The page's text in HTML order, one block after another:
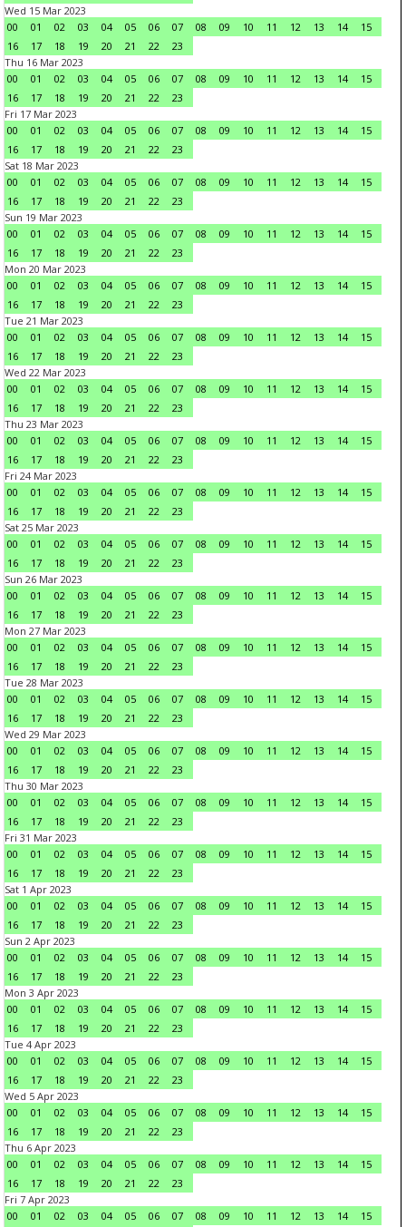
Wed 15 Mar 2023
00
01 02 03 04 05 06 07 08 09 10 11 12 13 14
15
16
17 18 19 20 21 22
23
Thu 16 Mar 2023
00
01 02 03 04 05 06 07 08 09 10 11 12 13 14
15
16
17 18 19 20 21 22
23
Fri 17 Mar 2023
00
01 02 03 04 05 06 07 08 09 10 11 12 13 14
15
16
17 18 19 20 21 22
23
Sat 18 Mar 2023
00
01 02 03 04 05 06 07 08 09 10 11 12 13 14
15
16
17 18 19 20 21 22
23
Sun 19 Mar 2023
00
01 02 03 04 05 06 07 08 09 10 11 12 13 14
15
16
17 18 19 20 21 22
23
Mon 20 Mar 2023
00
01 02 03 04 05 06 07 08 09 10 11 12 13 14
15
16
17 18 19 20 21 22
23
Tue 21 Mar 2023
00
01 02 03 04 05 06 07 08 09 10 11 12 13 14
15
16
17 18 19 20 21 22
23
Wed 22 Mar 2023
00
01 02 03 04 05 06 07 08 09 10 11 12 13 14
15
16
17 18 19 20 21 22
23
Thu 23 Mar 2023
00
01 02 03 04 05 06 07 08 09 10 11 12 13 14
15
16
17 18 19 20 21 22
23
Fri 24 Mar 2023
00
01 02 03 04 05 06 07 08 09 10 11 12 13 14
15
16
17 18 19 20 21 22
23
Sat 25 Mar 2023
00
01 02 03 04 05 06 07 08 09 10 11 12 13 14
15
16
17 18 19 20 21 22
23
Sun 26 Mar 2023
00
01 02 03 04 05 06 07 08 09 10 11 12 13 14
15
16
17 18 19 20 21 22
23
Mon 27 Mar 2023
00
01 02 03 04 05 06 07 08 09 10 11 12 13 14
15
16
17 18 19 20 21 22
23
Tue 28 Mar 2023
00
01 02 03 04 05 06 07 08 09 10 11 12 13 14
15
16
17 18 19 20 21 22
23
Wed 29 Mar 2023
00
01 02 03 04 05 06 07 08 09 10 11 12 13 14
15
16
17 18 19 20 21 22
23
Thu 30 Mar 2023
00
01 02 03 04 05 06 07 08 09 10 11 12 13 14
15
16
17 18 19 20 21 22
23
Fri 31 Mar 2023
00
01 02 03 04 05 06 07 08 09 10 11 12 13 14
15
16
17 18 19 20 21 22
23
Sat 1 Apr 2023
00
01 02 03 04 05 06 07 08 09 10 11 12 13 14
15
16
17 18 19 20 21 22
23
Sun 2 Apr 2023
00
01 02 03 04 05 06 07 08 09 10 11 12 13 14
15
16
17 18 19 20 21 22
23
Mon 3 Apr 2023
00
01 02 03 04 05 06 07 08 09 10 11 12 13 14
15
16
17 18 19 20 21 22
23
Tue 4 Apr 2023
00
01 02 03 04 05 06 07 08 09 10 11 12 13 14
15
16
17 18 19 20 21 22
23
Wed 5 Apr 2023
00
01 02 03 04 05 06 07 08 09 10 11 12 13 14
15
16
17 18 19 20 21 22
23
Thu 6 Apr 2023
00
01 02 03 04 05 06 07 08 09 10 11 12 13 14
15
16
17 18 19 20 21 22
23
Fri 7 Apr 2023
00
01 02 03 04 05 06 07 08 09 10 11 12 13 14
15